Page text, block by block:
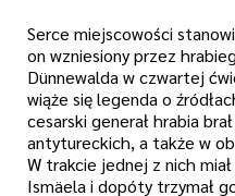
Serce miejscowości
on wzniesiony przez
Dünnewalda w czwartej
wiąże się legenda o
cesarski generał hrabia
antytureckich, a także w
W trakcie jednej z nich
Ismäela i dopóty trzymał